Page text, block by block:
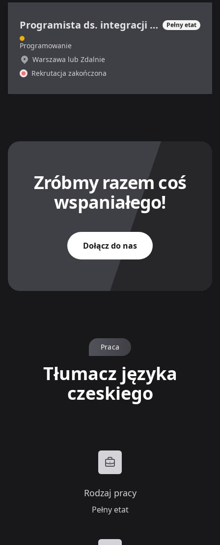
Programista ds. integracji systemów Pełny etat
Programowanie
Warszawa lub Zdalnie
Rekrutacja zakończona
Zróbmy razem coś
wspaniałego!
Dołącz do nas
Praca
Tłumacz języka
czeskiego
Rodzaj pracy
Pełny etat